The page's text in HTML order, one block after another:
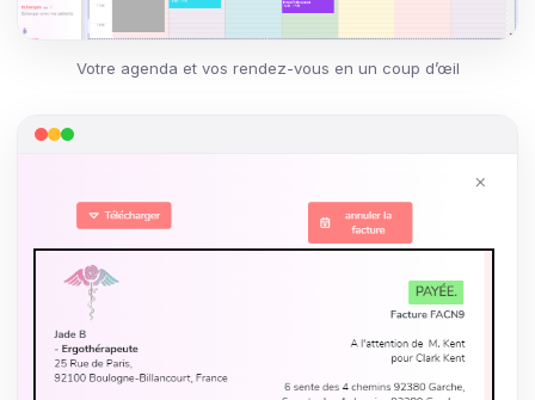
Votre agenda et vos rendez-vous en un coup d’œil